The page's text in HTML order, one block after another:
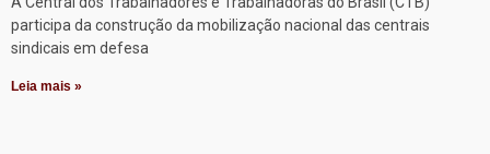
participa da construção da mobilização nacional das centrais
sindicais em defesa
Leia mais »